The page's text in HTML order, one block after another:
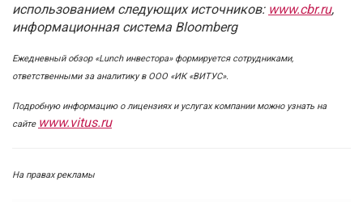
использованием следующих источников: www.cbr.ru,
информационная система Bloomberg
Ежедневный обзор «Lunch инвестора» формируется сотрудниками,
ответственными за аналитику в ООО «ИК «ВИТУС».
Подробную информацию о лицензиях и услугах компании можно узнать на
сайте www.vitus.ru
На правах рекламы